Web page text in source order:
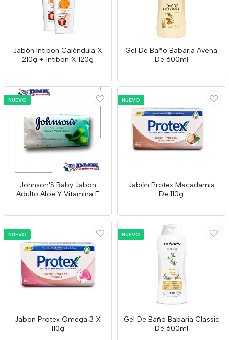
Jabón Intibon Caléndula X
210g + Intibon X 120g
Gel De Baño Babaria Avena
De 600ml
NUEVO
Johnson'S Baby Jabón
Adulto Aloe Y Vitamina E
NUEVO
Jabón Protex Macadamia
De 110g
NUEVO
Jabon Protex Omega 3 X
110g
NUEVO
Gel De Baño Babaria Classic
De 600ml